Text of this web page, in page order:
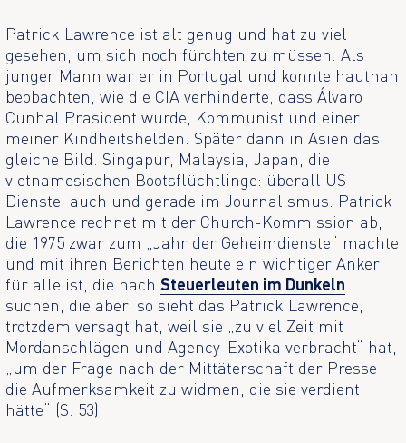
Patrick Lawrence ist alt genug und hat zu viel
gesehen, um sich noch fürchten zu müssen. Als
junger Mann war er in Portugal und konnte hautnah
beobachten, wie die CIA verhinderte, dass Álvaro
Cunhal Präsident wurde, Kommunist und einer
meiner Kindheitshelden. Später dann in Asien das
gleiche Bild. Singapur, Malaysia, Japan, die
vietnamesischen Bootsflüchtlinge: überall US-
Dienste, auch und gerade im Journalismus. Patrick
Lawrence rechnet mit der Church-Kommission ab,
die 1975 zwar zum „Jahr der Geheimdienste“ machte
und mit ihren Berichten heute ein wichtiger Anker
für alle ist, die nachSteuerleuten im Dunkeln
suchen, die aber, so sieht das Patrick Lawrence,
trotzdem versagt hat, weil sie „zu viel Zeit mit
Mordanschlägen und Agency-Exotika verbracht“ hat,
„um der Frage nach der Mittäterschaft der Presse
die Aufmerksamkeit zu widmen, die sie verdient
hätte“ (S. 53).